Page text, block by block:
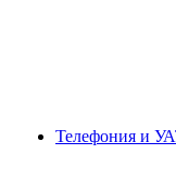
Телефония и